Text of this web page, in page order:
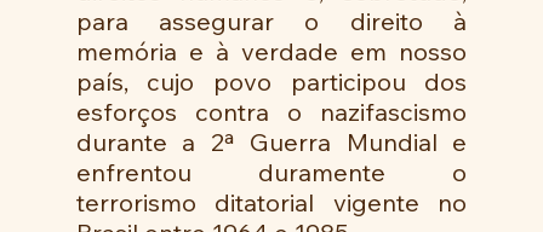
para assegurar o direito à
memória e à verdade em nosso
país, cujo povo participou dos
esforços contra o nazifascismo
durante a 2ª Guerra Mundial e
enfrentou duramente o
terrorismo ditatorial vigente no